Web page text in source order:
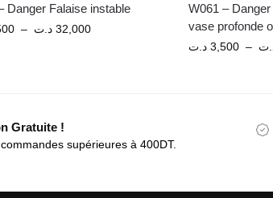
Danger Falaise instable
– 32,000 د.ت
W061 –
vase profonde
3,500 د.ت –
Gratuite !
supérieures à 400DT.